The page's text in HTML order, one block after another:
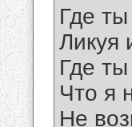
Где
Ликуя
Где
Что я
Не